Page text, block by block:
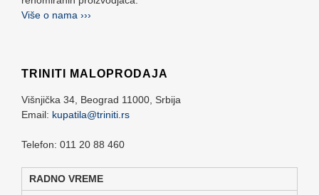
Više o nama ›››
TRINITI MALOPRODAJA
Višnjička 34, Beograd 11000, Srbija
Email: kupatila@triniti.rs
Telefon: 011 20 88 460
RADNO VREME